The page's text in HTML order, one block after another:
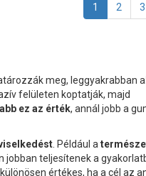
1 2 3
meg, leggyakrabban a
felületen koptatják, majd
ez az érték, annál jobb a
. Például a
jobban teljesítenek a
különösen értékes, ha a cél az